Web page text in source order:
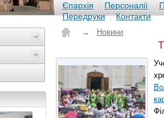
Єпархія Персоналії
Передруки
Контакти
→ Новини